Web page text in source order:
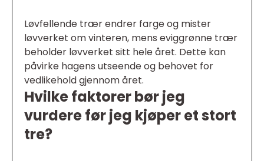
Løvfellende trær endrer farge og mister
løvverket om vinteren, mens eviggrønne trær
beholder løvverket sitt hele året. Dette kan
påvirke hagens utseende og behovet for
vedlikehold gjennom året.
Hvilke faktorer bør jeg
vurdere før jeg kjøper et stort
tre?